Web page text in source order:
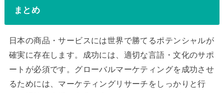
まとめ
日本の商品・サービスには世界で勝てるポテンシャルが
確実に存在します。成功には、適切な言語・文化のサポ
ートが必須です。グローバルマーケティングを成功させ
るためには、マーケティングリサーチをしっかりと行